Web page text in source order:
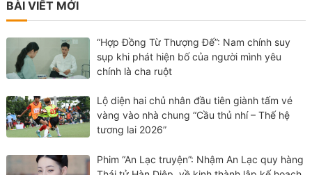
BÀI VIẾT MỚI
“Hợp Đồng Từ Thượng Đế”: Nam chính suy
sụp khi phát hiện bố của người mình yêu
chính là cha ruột
Lộ diện hai chủ nhân đầu tiên giành tấm vé
vàng vào nhà chung “Cầu thủ nhí – Thế hệ
tương lai 2026”
Phim “An Lạc truyện”: Nhậm An Lạc quy hàng